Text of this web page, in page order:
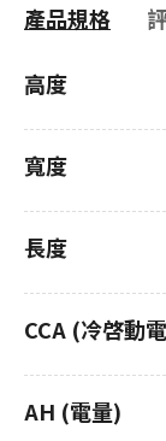
產品規格
高度
寬度
長度
CCA (冷啓動
AH (電量)